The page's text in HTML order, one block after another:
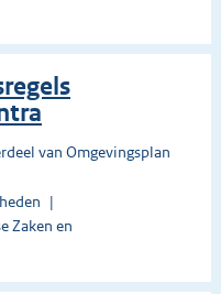
van Omgevingsplan
Zaken en